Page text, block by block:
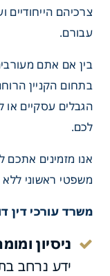
צרכיהם
עבורם.
בין אם אתם
בתחום הקניין
הגבלים עסקיים או
לכם.
אנו מזמינים אתכם
משפטי ראשוני ללא
משרד עורכי דין
ניסיון
ידע נרחב